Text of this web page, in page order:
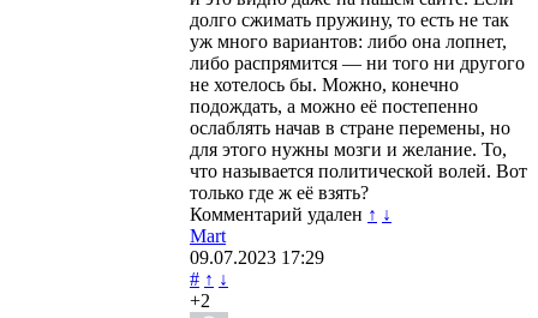
долго сжимать пружину, то есть не так
уж много вариантов: либо она лопнет,
либо распрямится — ни того ни другого
не хотелось бы. Можно, конечно
подождать, а можно её постепенно
ослаблять начав в стране перемены, но
для этого нужны мозги и желание. То,
что называется политической волей. Вот
только где ж её взять?
Комментарий удален ↑ ↓
Mart
09.07.2023 17:29
# ↑ ↓
+2